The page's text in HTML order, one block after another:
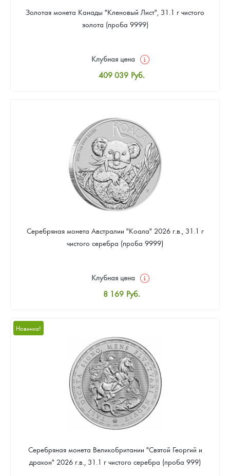
Золотая монета Канады "Кленовый Лист", 31.1 г чистого
золота (проба 9999)
Клубная цена
409 039 Руб.
Цена выкупа
384 869 Руб.
Серебряная монета Австралии "Коала" 2026 г.в., 31.1 г
чистого серебра (проба 9999)
Клубная цена
8 169 Руб.
Цена выкупа
Звоните
Новинка!
Серебряная монета Великобритании "Святой Георгий и
дракон" 2026 г.в., 31.1 г чистого серебра (проба 999)